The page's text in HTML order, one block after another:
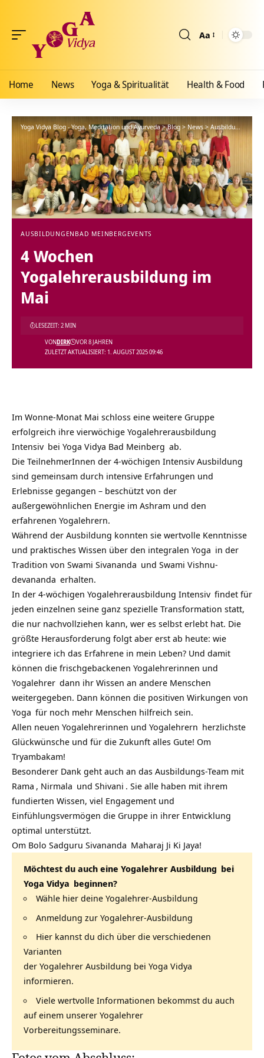
Aa
Home News Yoga & Spiritualität Health & Food
Yoga Vidya Blog - Yoga, Meditation und Ayurveda>Blog>News>Ausbildungen >
AUSBILDUNGEN BAD MEINBERG EVENTS
4 Wochen
Yogalehrerausbildung im
Mai
ZULETZT AKTUALISIERT: 1. AUGUST 2025 09:46
VONDIRK VOR 8 JAHREN
LESEZEIT: 2 MIN
Im Wonne-Monat Mai schloss eine weitere Gruppe
erfolgreich ihre vierwöchige Yogalehrerausbildung
Intensiv bei Yoga Vidya Bad Meinberg ab.
Die TeilnehmerInnen der 4-wöchigen Intensiv Ausbildung
sind gemeinsam durch intensive Erfahrungen und
Erlebnisse gegangen – beschützt von der
außergewöhnlichen Energie im Ashram und den
erfahrenen Yogalehrern.
Während der Ausbildung konnten sie wertvolle Kenntnisse
und praktisches Wissen über den integralen Yoga in der
Tradition von Swami Sivananda und Swami Vishnu-
devananda erhalten.
In der 4-wöchigen Yogalehrerausbildung Intensiv findet für
jeden einzelnen seine ganz spezielle Transformation statt,
die nur nachvollziehen kann, wer es selbst erlebt hat. Die
größte Herausforderung folgt aber erst ab heute: wie
integriere ich das Erfahrene in mein Leben? Und damit
können die frischgebackenen Yogalehrerinnen und
Yogalehrer dann ihr Wissen an andere Menschen
weitergegeben. Dann können die positiven Wirkungen von
Yoga für noch mehr Menschen hilfreich sein.
Allen neuen Yogalehrerinnen und Yogalehrern herzlichste
Glückwünsche und für die Zukunft alles Gute! Om
Tryambakam!
Besonderer Dank geht auch an das Ausbildungs-Team mit
Rama , Nirmala und Shivani . Sie alle haben mit ihrem
fundierten Wissen, viel Engagement und
Einfühlungsvermögen die Gruppe in ihrer Entwicklung
optimal unterstützt.
Om Bolo Sadguru Sivananda Maharaj Ji Ki Jaya!
Möchtest du auch eine Yogalehrer Ausbildung bei
Yoga Vidya beginnen?
Wähle hier deine Yogalehrer-Ausbildung
Anmeldung zur Yogalehrer-Ausbildung
Hier kannst du dich über die verschiedenen
Varianten
der Yogalehrer Ausbildung bei Yoga Vidya
informieren.
Viele wertvolle Informationen bekommst du auch
auf einem unserer Yogalehrer
Vorbereitungsseminare.